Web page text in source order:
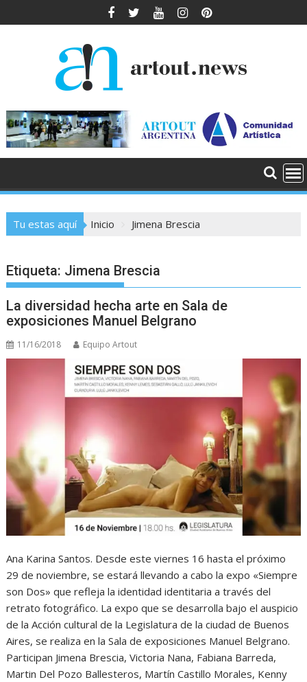
al
Tu estas aquí Inicio Jimena Brescia
Etiqueta: Jimena Brescia
La diversidad hecha arte en Sala de
exposiciones Manuel Belgrano
11/16/2018 Equipo Artout
Ana Karina Santos. Desde este viernes 16 hasta el próximo
29 de noviembre, se estará llevando a cabo la expo «Siempre
son Dos» que refleja la identidad identitaria a través del
retrato fotográfico. La expo que se desarrolla bajo el auspicio
de la Acción cultural de la Legislatura de la ciudad de Buenos
Aires, se realiza en la Sala de exposiciones Manuel Belgrano.
Participan Jimena Brescia, Victoria Nana, Fabiana Barreda,
Martin Del Pozo Ballesteros, Martín Castillo Morales, Kenny